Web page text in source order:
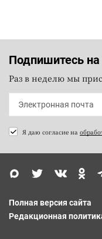
Подпишитесь
Раз в неделю мы
Я даю согласие на
Полная версия сайта
Редакционная